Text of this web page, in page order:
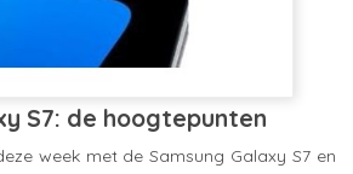
S7: de hoogtepunten
week met de Samsung Galaxy S7 en